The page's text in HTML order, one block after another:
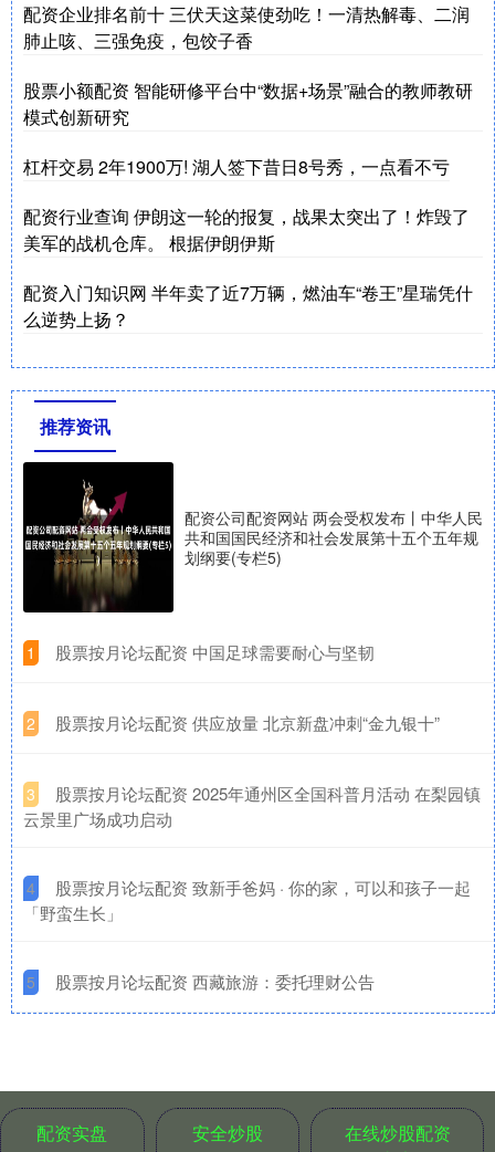
配资企业排名前十 三伏天这菜使劲吃！一清热解毒、二润
肺止咳、三强免疫，包饺子香
股票小额配资 智能研修平台中“数据+场景”融合的教师教研
模式创新研究
杠杆交易 2年1900万! 湖人签下昔日8号秀，一点看不亏
配资行业查询 伊朗这一轮的报复，战果太突出了！炸毁了
美军的战机仓库。 根据伊朗伊斯
配资入门知识网 半年卖了近7万辆，燃油车“卷王”星瑞凭什
么逆势上扬？
推荐资讯
配资公司配资网站 两会受权发布丨中华人民
共和国国民经济和社会发展第十五个五年规
划纲要(专栏5)
1 ​股票按月论坛配资 中国足球需要耐心与坚韧
2 ​股票按月论坛配资 供应放量 北京新盘冲刺“金九银十”
3
​股票按月论坛配资 2025年通州区全国科普月活动 在梨园镇
云景里广场成功启动
4
​股票按月论坛配资 致新手爸妈 · 你的家，可以和孩子一起
「野蛮生长」
5 ​股票按月论坛配资 西藏旅游：委托理财公告
配资实盘
安全炒股
在线炒股配资